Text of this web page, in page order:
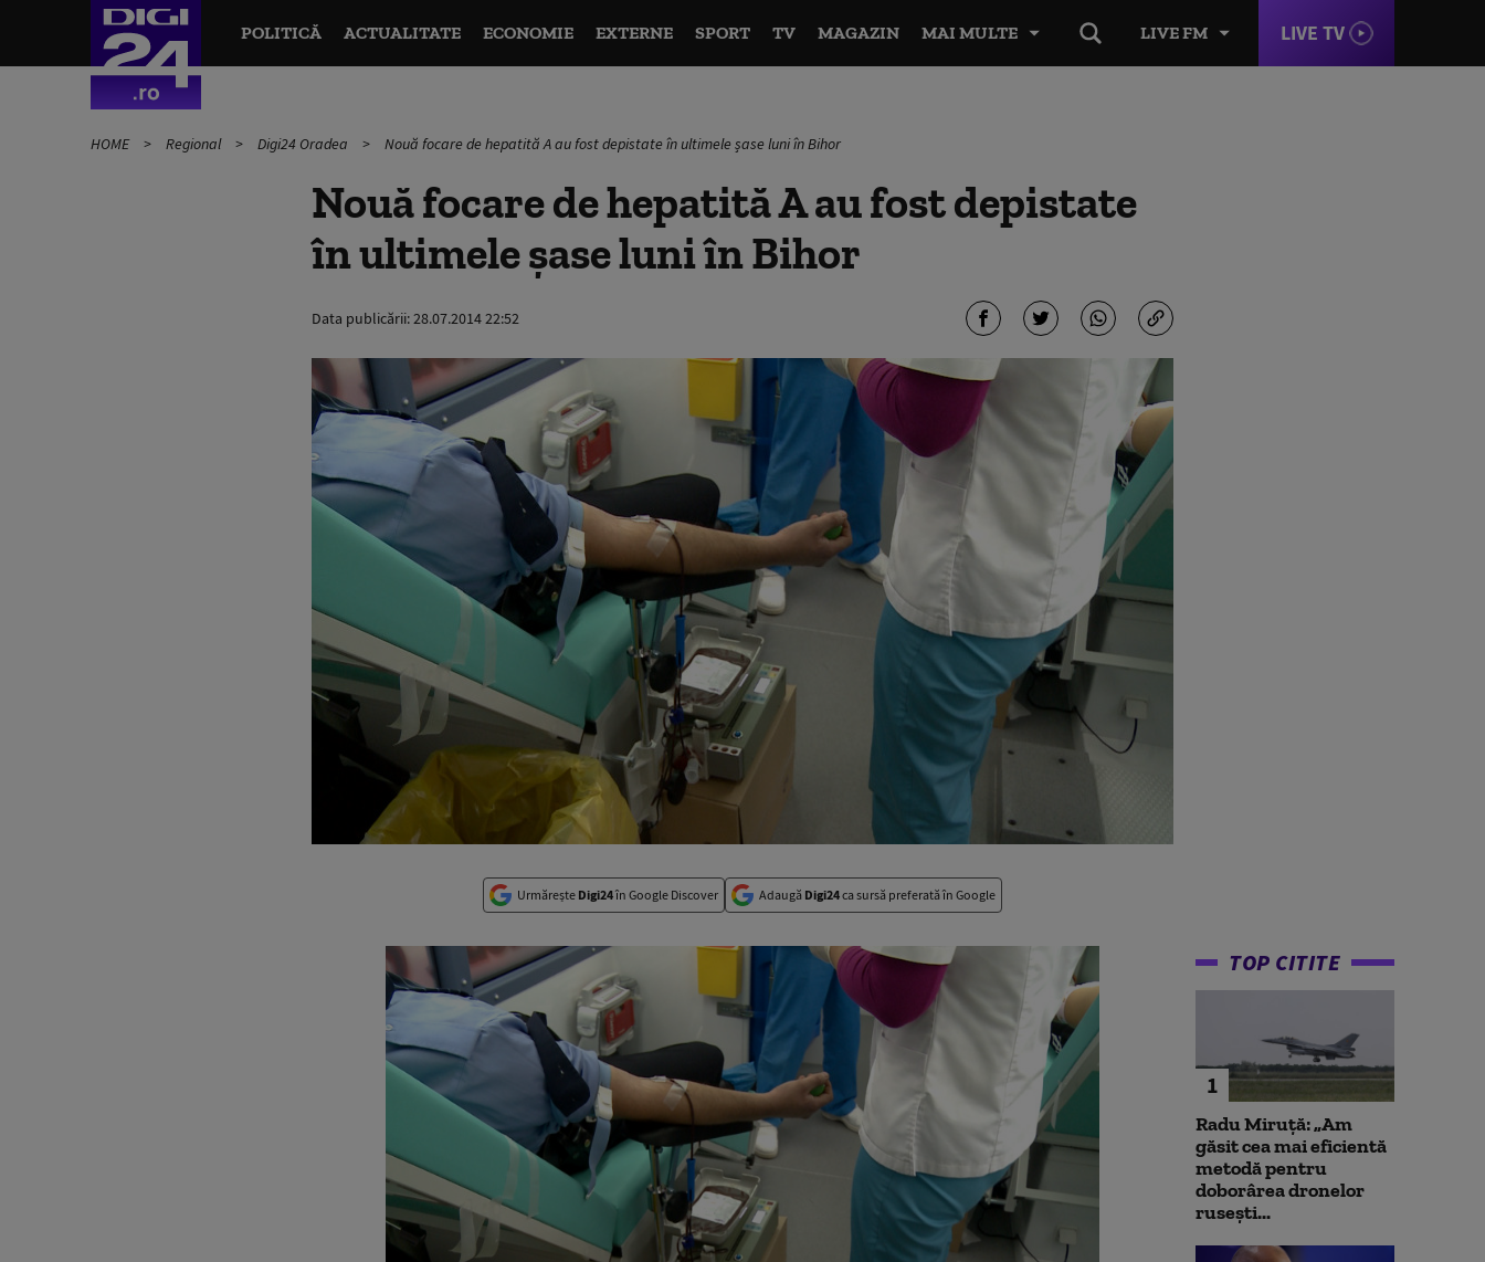
LIVE FM LIVE TV
POLITICĂ ACTUALITATE ECONOMIE EXTERNE SPORT TV MAGAZIN MAI MULTE
HOME Regional Digi24 Oradea Nouă focare de hepatită A au fost depistate în ultimele șase luni în Bihor
Nouă focare de hepatită A au fost depistate
în ultimele șase luni în Bihor
Data publicării:28.07.2014 22:52
Urmărește Digi24în Google Discover Adaugă Digi24ca sursă preferată în Google
TOP CITITE
1
Radu Miruță: „Am
găsit cea mai eficientă
metodă pentru
doborârea dronelor
rusești...